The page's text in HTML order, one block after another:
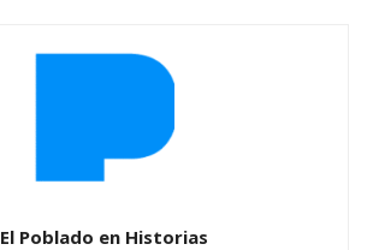
El Poblado en Historias